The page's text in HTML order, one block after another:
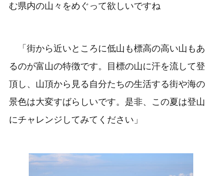
む県内の山々をめぐって欲しいですね
「街から近いところに低山も標高の高い山もあ
るのが富山の特徴です。目標の山に汗を流して登
頂し、山頂から見る自分たちの生活する街や海の
景色は大変すばらしいです。是非、この夏は登山
にチャレンジしてみてください」